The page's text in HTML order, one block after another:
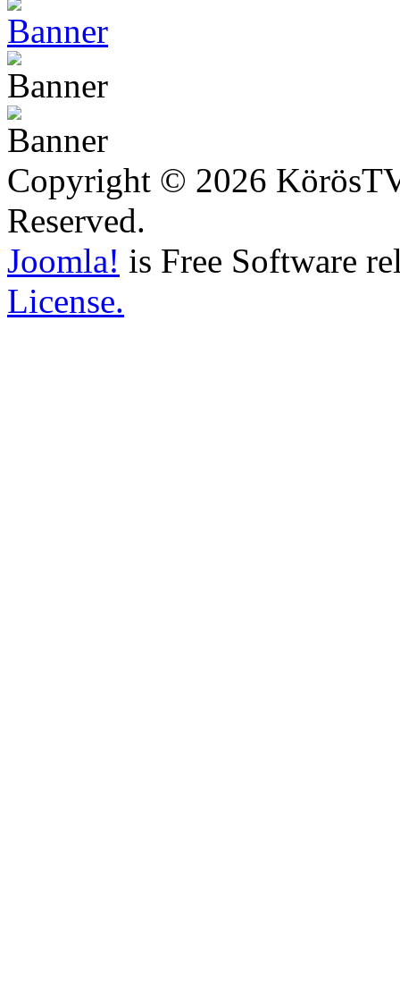
Copyright © 2026
Reserved.
Joomla! is Free Software
License.